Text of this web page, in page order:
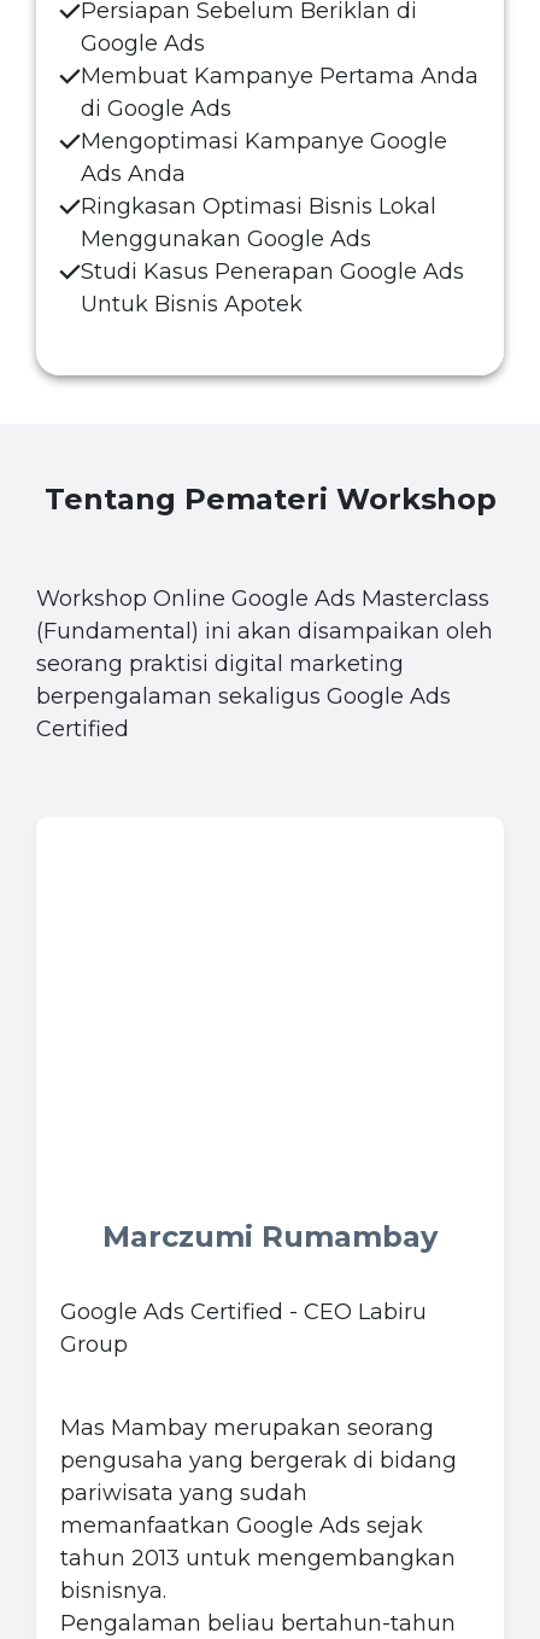
Persiapan Sebelum Beriklan di
Google Ads
Membuat Kampanye Pertama Anda
di Google Ads
Mengoptimasi Kampanye Google
Ads Anda
Ringkasan Optimasi Bisnis Lokal
Menggunakan Google Ads
Studi Kasus Penerapan Google Ads
Untuk Bisnis Apotek
Tentang Pemateri Workshop
Workshop Online Google Ads Masterclass
(Fundamental) ini akan disampaikan oleh
seorang praktisi digital marketing
berpengalaman sekaligus Google Ads
Certified
Marczumi Rumambay
Google Ads Certified - CEO Labiru
Group
Mas Mambay merupakan seorang
pengusaha yang bergerak di bidang
pariwisata yang sudah
memanfaatkan Google Ads sejak
tahun 2013 untuk mengembangkan
bisnisnya.
Pengalaman beliau bertahun-tahun